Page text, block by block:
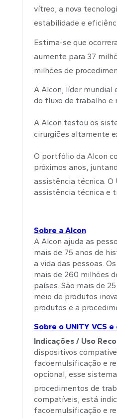
vítreo, a nova
estabilidade e
Estima-se que
aumente para 37
milhões de
A Alcon, líder mundial
do fluxo de trabalho e
A Alcon testou os
cirurgiões altamente
O portfólio da Alcon
próximos anos,
assistência técnica. O
assistência técnica e
Sobre a Alcon
A Alcon ajuda as
mais de 75 anos de
a vida das pessoas.
mais de 260 milhões
países. São mais de
meio de produtos
produtos e a
Sobre o UNITY VCS e
Indicações / Uso
dispositivos
facoemulsificação e
opcional, esse
procedimentos de
compatíveis, está
facoemulsificação e